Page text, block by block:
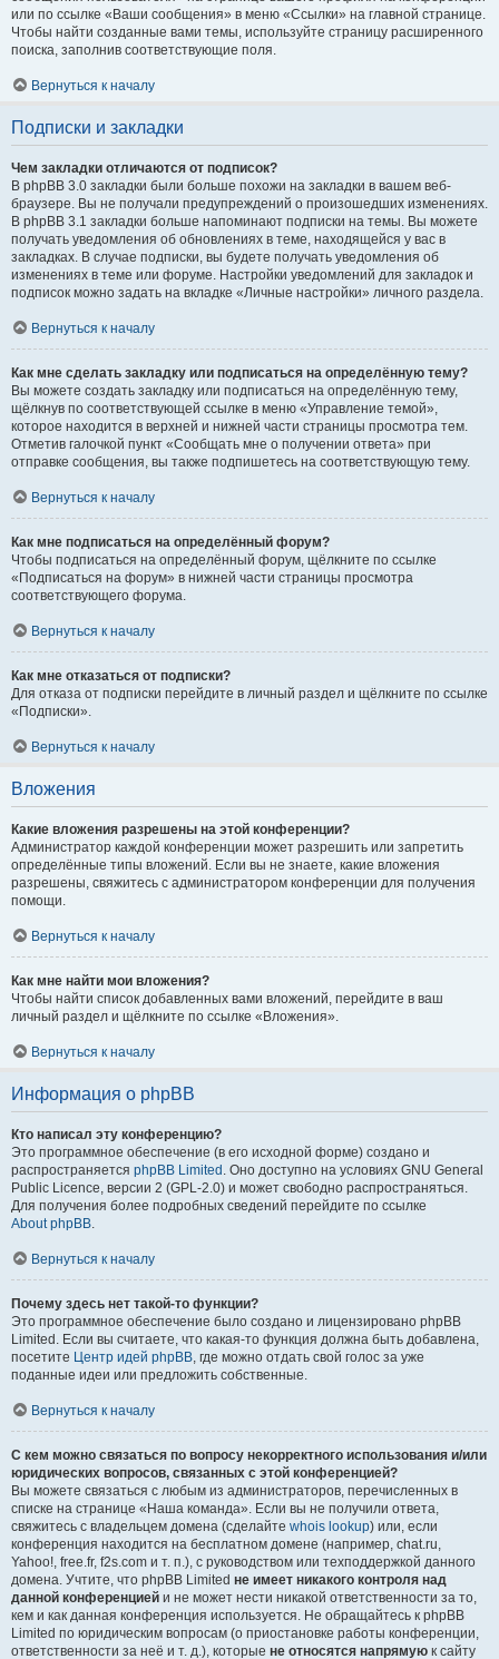
или по ссылке «Ваши сообщения» в меню «Ссылки» на главной странице.
Чтобы найти созданные вами темы, используйте страницу расширенного
поиска, заполнив соответствующие поля.
Вернуться к началу
Подписки и закладки
Чем закладки отличаются от подписок?
В phpBB 3.0 закладки были больше похожи на закладки в вашем веб-
браузере. Вы не получали предупреждений о произошедших изменениях.
В phpBB 3.1 закладки больше напоминают подписки на темы. Вы можете
получать уведомления об обновлениях в теме, находящейся у вас в
закладках. В случае подписки, вы будете получать уведомления об
изменениях в теме или форуме. Настройки уведомлений для закладок и
подписок можно задать на вкладке «Личные настройки» личного раздела.
Вернуться к началу
Как мне сделать закладку или подписаться на определённую тему?
Вы можете создать закладку или подписаться на определённую тему,
щёлкнув по соответствующей ссылке в меню «Управление темой»,
которое находится в верхней и нижней части страницы просмотра тем.
Отметив галочкой пункт «Сообщать мне о получении ответа» при
отправке сообщения, вы также подпишетесь на соответствующую тему.
Вернуться к началу
Как мне подписаться на определённый форум?
Чтобы подписаться на определённый форум, щёлкните по ссылке
«Подписаться на форум» в нижней части страницы просмотра
соответствующего форума.
Вернуться к началу
Как мне отказаться от подписки?
Для отказа от подписки перейдите в личный раздел и щёлкните по ссылке
«Подписки».
Вернуться к началу
Вложения
Какие вложения разрешены на этой конференции?
Администратор каждой конференции может разрешить или запретить
определённые типы вложений. Если вы не знаете, какие вложения
разрешены, свяжитесь с администратором конференции для получения
помощи.
Вернуться к началу
Как мне найти мои вложения?
Чтобы найти список добавленных вами вложений, перейдите в ваш
личный раздел и щёлкните по ссылке «Вложения».
Вернуться к началу
Информация о phpBB
Кто написал эту конференцию?
Это программное обеспечение (в его исходной форме) создано и
распространяется phpBB Limited . Оно доступно на условиях GNU General
Public Licence, версии 2 (GPL-2.0) и может свободно распространяться.
Для получения более подробных сведений перейдите по ссылке
About phpBB.
Вернуться к началу
Почему здесь нет такой-то функции?
Это программное обеспечение было создано и лицензировано phpBB
Limited. Если вы считаете, что какая-то функция должна быть добавлена,
посетите Центр идей phpBB, где можно отдать свой голос за уже
поданные идеи или предложить собственные.
Вернуться к началу
С кем можно связаться по вопросу некорректного использования и/или
юридических вопросов, связанных с этой конференцией?
Вы можете связаться с любым из администраторов, перечисленных в
списке на странице «Наша команда». Если вы не получили ответа,
свяжитесь с владельцем домена (сделайте whois lookup) или, если
конференция находится на бесплатном домене (например, chat.ru,
Yahoo!, free.fr, f2s.com и т. п.), с руководством или техподдержкой данного
домена. Учтите, что phpBB Limited не имеет никакого контроля над
данной конференцией и не может нести никакой ответственности за то,
кем и как данная конференция используется. Не обращайтесь к phpBB
Limited по юридическим вопросам (о приостановке работы конференции,
ответственности за неё и т. д.), которые не относятся напрямую к сайту